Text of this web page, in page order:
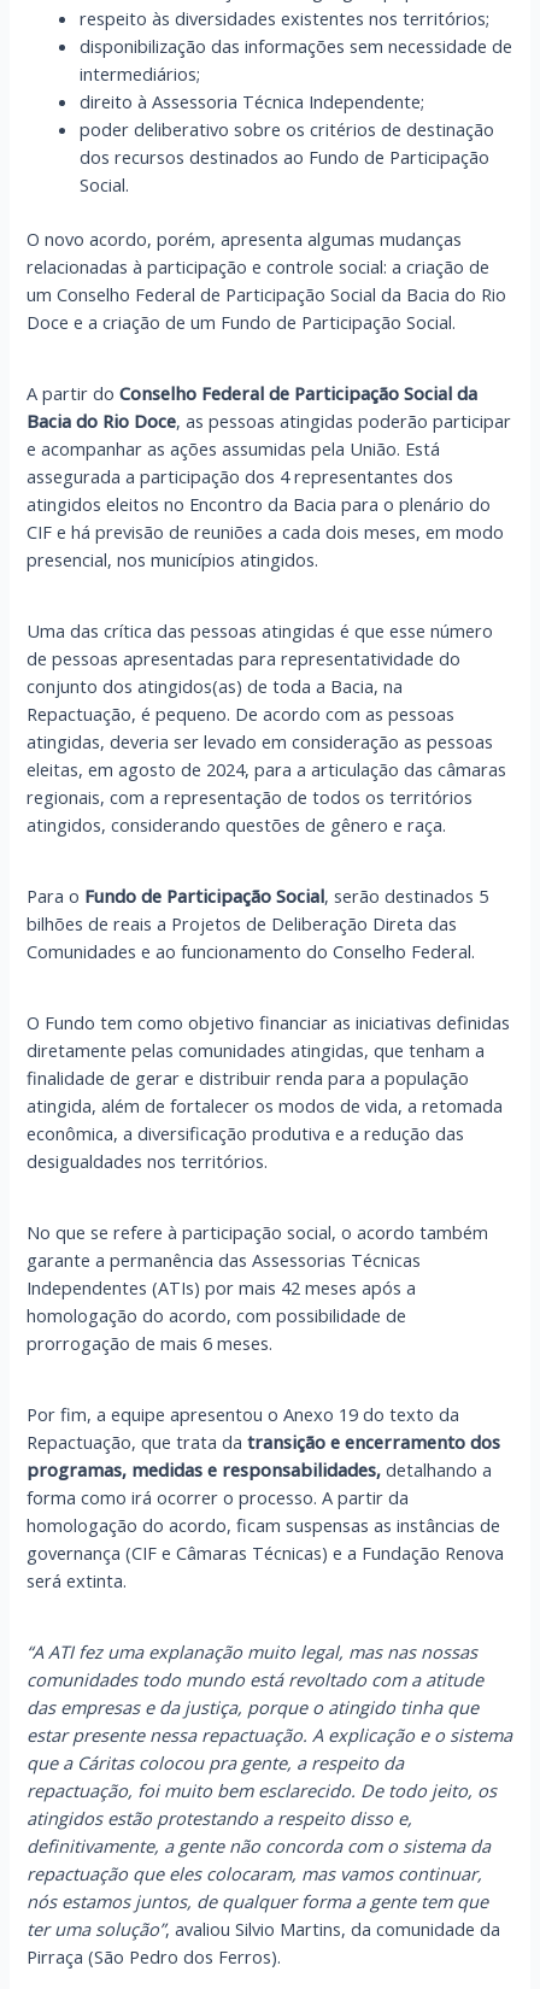
respeito às diversidades existentes nos territórios;
disponibilização das informações sem necessidade de
intermediários;
direito à Assessoria Técnica Independente;
poder deliberativo sobre os critérios de destinação
dos recursos destinados ao Fundo de Participação
Social.
O novo acordo, porém, apresenta algumas mudanças
relacionadas à participação e controle social: a criação de
um Conselho Federal de Participação Social da Bacia do Rio
Doce e a criação de um Fundo de Participação Social.
A partir do Conselho Federal de Participação Social da
Bacia do Rio Doce, as pessoas atingidas poderão participar
e acompanhar as ações assumidas pela União. Está
assegurada a participação dos 4 representantes dos
atingidos eleitos no Encontro da Bacia para o plenário do
CIF e há previsão de reuniões a cada dois meses, em modo
presencial, nos municípios atingidos.
Uma das crítica das pessoas atingidas é que esse número
de pessoas apresentadas para representatividade do
conjunto dos atingidos(as) de toda a Bacia, na
Repactuação, é pequeno. De acordo com as pessoas
atingidas, deveria ser levado em consideração as pessoas
eleitas, em agosto de 2024, para a articulação das câmaras
regionais, com a representação de todos os territórios
atingidos, considerando questões de gênero e raça.
Para o Fundo de Participação Social, serão destinados 5
bilhões de reais a Projetos de Deliberação Direta das
Comunidades e ao funcionamento do Conselho Federal.
O Fundo tem como objetivo financiar as iniciativas definidas
diretamente pelas comunidades atingidas, que tenham a
finalidade de gerar e distribuir renda para a população
atingida, além de fortalecer os modos de vida, a retomada
econômica, a diversificação produtiva e a redução das
desigualdades nos territórios.
No que se refere à participação social, o acordo também
garante a permanência das Assessorias Técnicas
Independentes (ATIs) por mais 42 meses após a
homologação do acordo, com possibilidade de
prorrogação de mais 6 meses.
Por fim, a equipe apresentou o Anexo 19 do texto da
Repactuação, que trata datransição e encerramento dos
programas, medidas e responsabilidades,detalhando a
forma como irá ocorrer o processo. A partir da
homologação do acordo, ficam suspensas as instâncias de
governança (CIF e Câmaras Técnicas) e a Fundação Renova
será extinta.
“A ATI fez uma explanação muito legal, mas nas nossas
comunidades todo mundo está revoltado com a atitude
das empresas e da justiça, porque o atingido tinha que
estar presente nessa repactuação. A explicação e o sistema
que a Cáritas colocou pra gente, a respeito da
repactuação, foi muito bem esclarecido. De todo jeito, os
atingidos estão protestando a respeito disso e,
definitivamente, a gente não concorda com o sistema da
repactuação que eles colocaram, mas vamos continuar,
nós estamos juntos, de qualquer forma a gente tem que
ter uma solução”, avaliou Silvio Martins, da comunidade da
Pirraça (São Pedro dos Ferros).